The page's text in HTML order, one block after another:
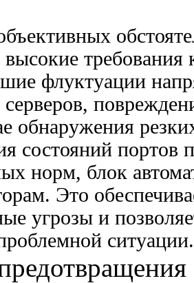
высокие
флуктуации
обнаружения
состояний портов
норм, блок
Это
угрозы и
ситуации.